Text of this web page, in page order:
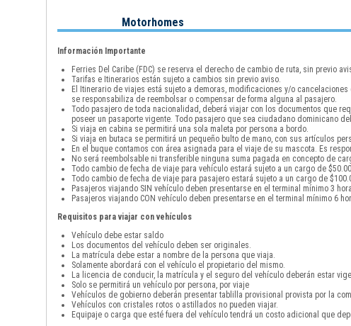
Motorhomes
Información Importante
Ferries Del Caribe (FDC) se reserva el derecho de cambio de ruta, sin previo
Tarifas e Itinerarios están sujeto a cambios sin previo aviso.
El Itinerario de viajes está sujeto a demoras, modificaciones y/o
se responsabiliza de reembolsar o compensar de forma alguna al pasajero.
Todo pasajero de toda nacionalidad, deberá viajar con los documentos que
poseer un pasaporte vigente. Todo pasajero que sea ciudadano dominicano
Si viaja en cabina se permitirá una sola maleta por persona a bordo.
Si viaja en butaca se permitirá un pequeño bulto de mano, con sus artículos
En el buque contamos con área asignada para el viaje de su mascota. Es
No será reembolsable ni transferible ninguna suma pagada en concepto de
Todo cambio de fecha de viaje para vehículo estará sujeto a un cargo de
Todo cambio de fecha de viaje para pasajero estará sujeto a un cargo de
Pasajeros viajando SIN vehículo deben presentarse en el terminal mínimo 3
Pasajeros viajando CON vehículo deben presentarse en el terminal mínimo 6
Requisitos para viajar con vehículos
Vehículo debe estar saldo
Los documentos del vehículo deben ser originales.
La matrícula debe estar a nombre de la persona que viaja.
Solamente abordará con el vehículo el propietario del mismo.
La licencia de conducir, la matrícula y el seguro del vehículo deberán estar
Solo se permitirá un vehículo por persona, por viaje
Vehículos de gobierno deberán presentar tablilla provisional provista por la
Vehículos con cristales rotos o astillados no pueden viajar.
Equipaje o carga que esté fuera del vehículo tendrá un costo adicional que